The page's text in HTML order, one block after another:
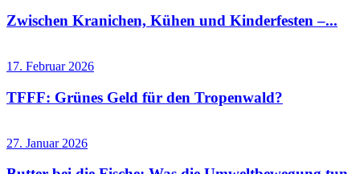
Zwischen Kranichen, Kühen und Kinderfesten –...
17. Februar 2026
TFFF: Grünes Geld für den Tropenwald?
27. Januar 2026